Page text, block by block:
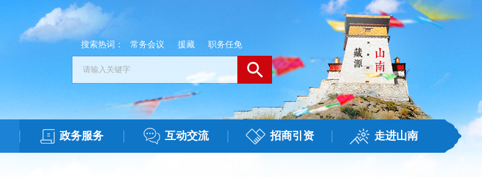
搜索热词： 常务会议 援藏 职务任免
政务服务 互动交流 招商引资 走进山南